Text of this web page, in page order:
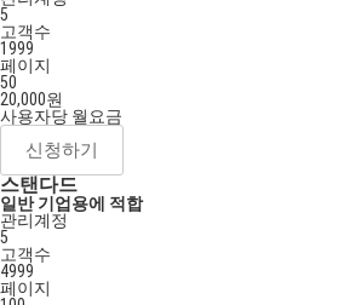
5
고객수
1999
페이지
50
20,000원
사용자당 월요금
신청하기
스탠다드
일반 기업용에 적합
관리계정
5
고객수
4999
페이지